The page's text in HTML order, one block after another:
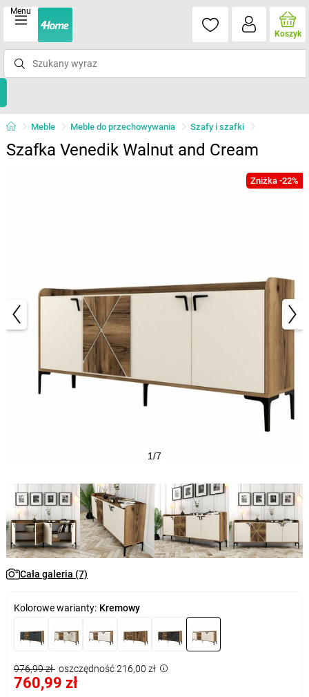
Menu
Koszyk
Meble Meble do przechowywania Szafy i szafki
Szafka Venedik Walnut and Cream
Zniżka -22%
1/7
Cała galeria (7)
Kolorowe warianty: Kremowy
976,99 zł oszczędność 216,00 zł
760,99 zł